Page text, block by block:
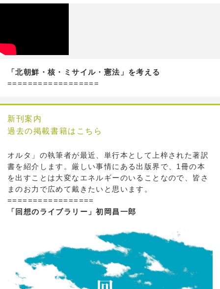
「北朝鮮・核・ミサイル・憲法」を考える
==================
新刊案内
過去の掲載書籍はこちら
オルタ」の執筆者が最近、単行本として上梓された著訳
書を紹介します。厳しい事情にある出版界で、1冊の本
を出すことは大変なエネルギーのいることなので、皆さ
まのお力で広めて戴きたいと思います。
=================
「回想のライブラリー」初岡昌一郎